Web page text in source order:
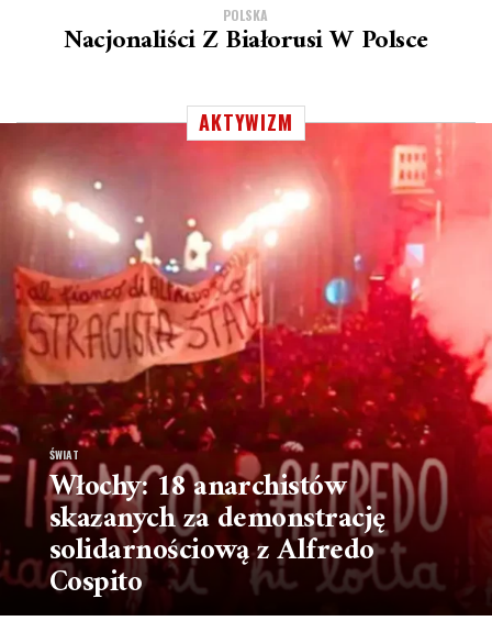
POLSKA
Nacjonaliści Z Białorusi W Polsce
AKTYWIZM
ŚWIAT
Włochy: 18 anarchistów
skazanych za demonstrację
solidarnościową z Alfredo
Cospito